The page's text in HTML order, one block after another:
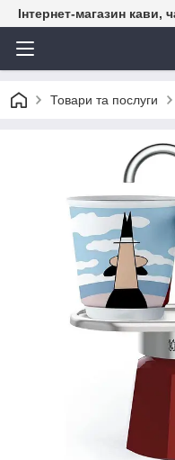
Інтернет-магазин кави,
Товари та послуги